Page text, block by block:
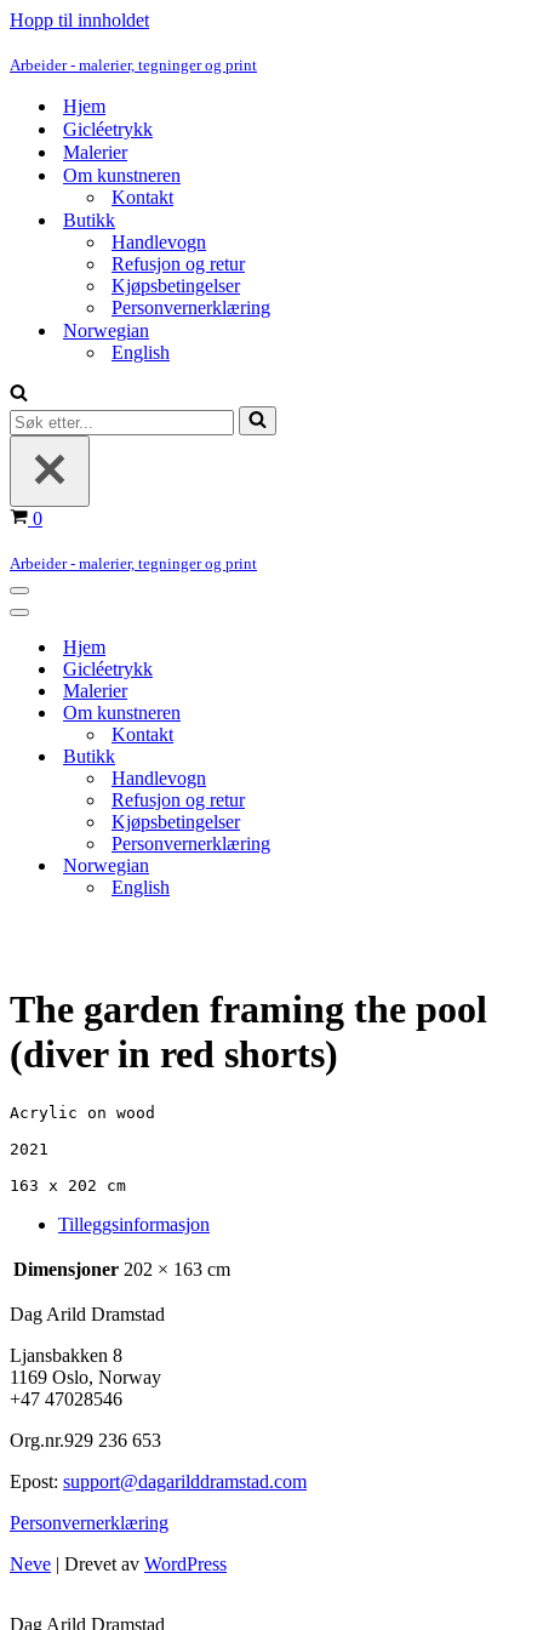
Hopp til innholdet
Arbeider - malerier, tegninger og print
Hjem
Gicléetrykk
Malerier
Om kunstneren
Kontakt
Butikk
Handlevogn
Refusjon og retur
Kjøpsbetingelser
Personvernerklæring
Norwegian
English
Søk
etter...
Handlekurv
0
Arbeider - malerier, tegninger og print
Navigasjonsmeny
Navigasjonsmeny
Hjem
Gicléetrykk
Malerier
Om kunstneren
Kontakt
Butikk
Handlevogn
Refusjon og retur
Kjøpsbetingelser
Personvernerklæring
Norwegian
English
The garden framing the pool
(diver in red shorts)
Acrylic on wood
2021
163 x 202 cm
Tilleggsinformasjon
Dimensjoner 202 × 163 cm
Dag Arild Dramstad
Ljansbakken 8
1169 Oslo, Norway
+47 47028546
Org.nr.929 236 653
Epost: support@dagarilddramstad.com
Personvernerklæring
Neve | Drevet av WordPress
Dag Arild Dramstad